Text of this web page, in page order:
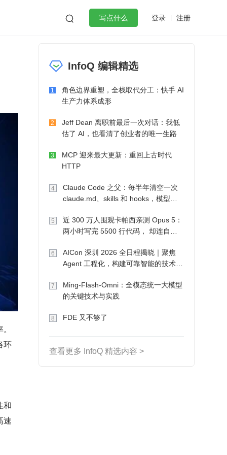
 写点什么 登录 注册
微服务架构 flutter
环
和
速
InfoQ 编辑精选
1
角色边界重塑，全栈取代分工：快手 AI
生产力体系成形
2
Jeff Dean 离职前最后一次对话：我低
估了 AI，也看清了创业者的唯一生路
3
MCP 迎来最大更新：重回上古时代
HTTP
4
Claude Code 之父：每半年清空一次
claude.md、skills 和 hooks，模型自
5
近 300 万人围观卡帕西亲测 Opus 5：
两小时写完 5500 行代码， 却连自己
6
AICon 深圳 2026 全日程揭晓｜聚焦
Agent 工程化，构建可靠智能的技术路
7
Ming-Flash-Omni：全模态统一大模型
的关键技术与实践
8 FDE 又不够了
查看更多 InfoQ 精选内容 >